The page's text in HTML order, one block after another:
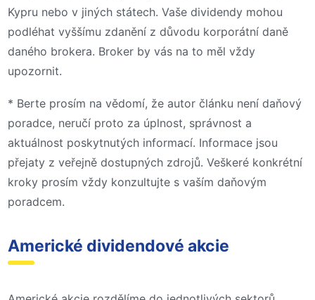
Kypru nebo v jiných státech. Vaše dividendy mohou
podléhat vyššímu zdanění z důvodu korporátní daně
daného brokera. Broker by vás na to měl vždy
upozornit.
* Berte prosím na vědomí, že autor článku není daňový
poradce, neručí proto za úplnost, správnost a
aktuálnost poskytnutých informací. Informace jsou
přejaty z veřejně dostupných zdrojů. Veškeré konkrétní
kroky prosím vždy konzultujte s vaším daňovým
poradcem.
Americké dividendové akcie